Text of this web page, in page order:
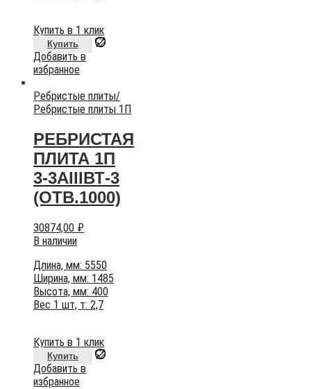
Купить в 1 клик
Купить
Добавить в
избранное
Ребристые плиты/
Ребристые плиты 1П
РЕБРИСТАЯ
ПЛИТА 1П
3-3АIIIВТ-3
(ОТВ.1000)
30874,00 ₽
В наличии
Длина, мм: 5550
Ширина, мм: 1485
Высота, мм: 400
Вес 1 шт, т: 2,7
Купить в 1 клик
Купить
Добавить в
избранное